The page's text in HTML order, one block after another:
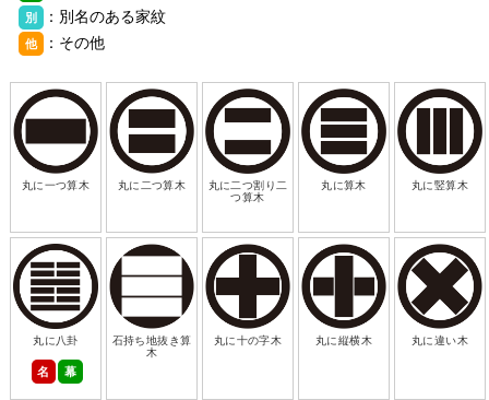
別 ：別名のある家紋
他 ：その他
丸に一つ算木 丸に二つ算木
丸に二つ割り二
つ算木
丸に算木 丸に竪算木
丸に八卦
名 幕
石持ち地抜き算
木
丸に十の字木 丸に縦横木 丸に違い木